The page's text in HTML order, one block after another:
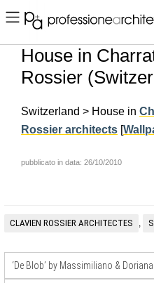
Home ▪ news ▪ en ▪ House in
House in
Rossier
Switzerland > House in
Rossier architects [
pubblicato in data: 26/10/2010
CLAVIEN ROSSIER ARCHITECTES ,
‘De Blob’ by Massimiliano &